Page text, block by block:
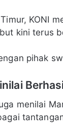
KONI
kini terus
pihak
menilai